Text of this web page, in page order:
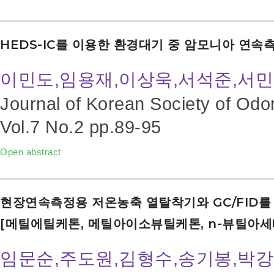
HEDS-IC를 이용한 환경대기 중 암모니아 연속
이민도,임용재,이상욱,서석준,서
Journal of Korean Society of
Vol.7 No.2 pp.89-95
Open abstract
현장연속측정용 저온농축 열탈착기와 GC/FID
[메틸에틸케톤, 메틸아이소뷰틸케톤, n-뷰틸아
임문순,주도원,김형수,송기봉,박